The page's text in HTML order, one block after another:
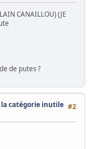
CANAILLOU) (JE
de putes ?
#2
la catégorie inutile